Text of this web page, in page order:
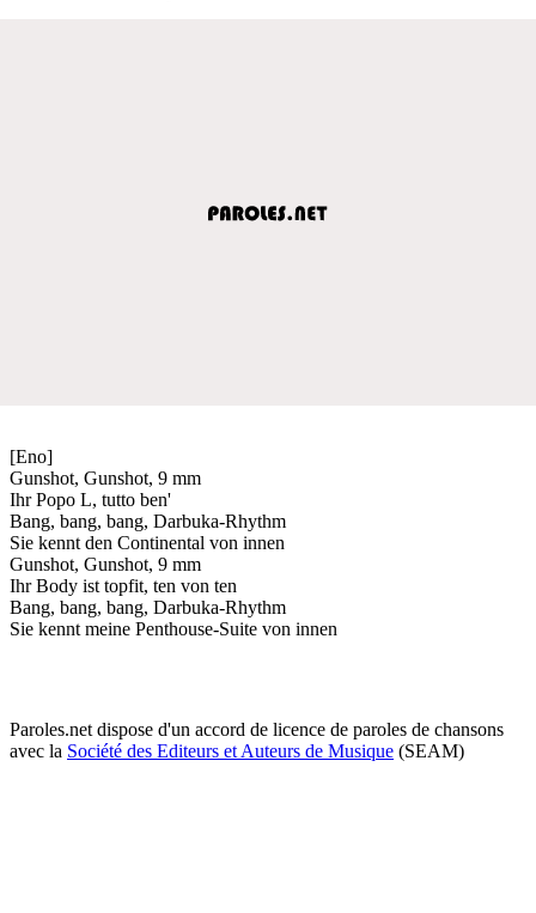
[Eno]
Gunshot, Gunshot, 9 mm
Ihr Popo L, tutto ben'
Bang, bang, bang, Darbuka-Rhythm
Sie kennt den Continental von innen
Gunshot, Gunshot, 9 mm
Ihr Body ist topfit, ten von ten
Bang, bang, bang, Darbuka-Rhythm
Sie kennt meine Penthouse-Suite von innen
Paroles.net dispose d'un accord de licence de paroles de chansons
avec la Société des Editeurs et Auteurs de Musique (SEAM)